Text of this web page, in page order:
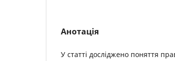
Анотація
У статті досліджено поняття